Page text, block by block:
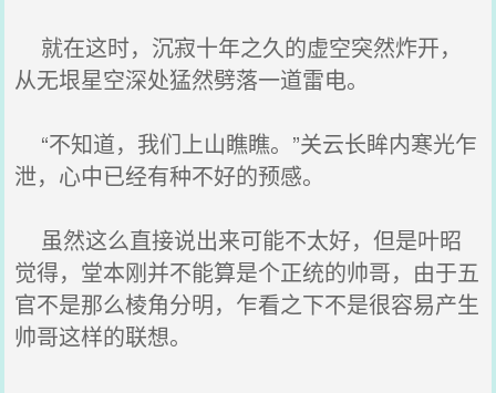
就在这时，沉寂十年之久的虚空突然炸开，
从无垠星空深处猛然劈落一道雷电。
“不知道，我们上山瞧瞧。”关云长眸内寒光乍
泄，心中已经有种不好的预感。
虽然这么直接说出来可能不太好，但是叶昭
觉得，堂本刚并不能算是个正统的帅哥，由于五
官不是那么棱角分明，乍看之下不是很容易产生
帅哥这样的联想。